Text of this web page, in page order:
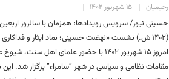
رحیمیان ۱۵ شهریور ۱۴۰۲
(۱۴۰۲ ش.) نشست «نهضت حسینی؛ نماد ایثار و
امروز ۱۵ شهریور ۱۴۰۲ با حضور علمای اهل سنت،
مقامات نظامی و سیاسی در شهر “سامراء” برگزار شد.